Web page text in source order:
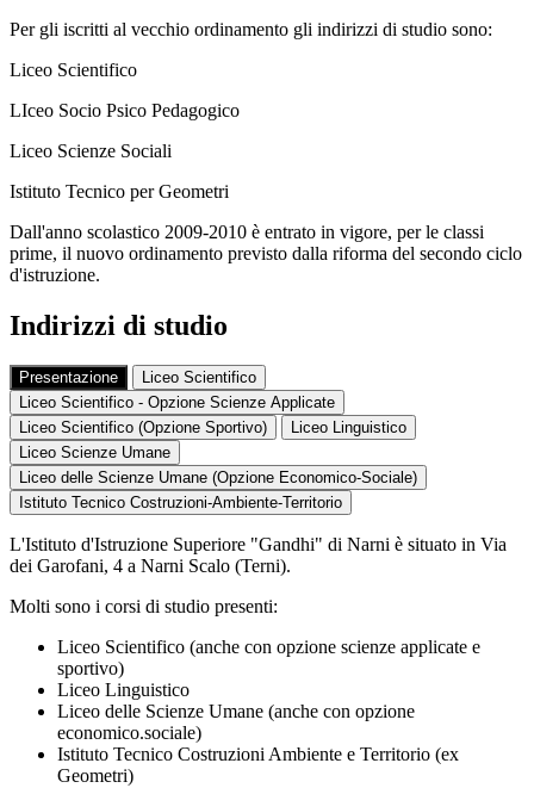
Per gli iscritti al vecchio ordinamento gli indirizzi di studio sono:
Liceo Scientifico
LIceo Socio Psico Pedagogico
Liceo Scienze Sociali
Istituto Tecnico per Geometri
Dall'anno scolastico 2009-2010 è entrato in vigore, per le classi
prime, il nuovo ordinamento previsto dalla riforma del secondo ciclo
d'istruzione.
Indirizzi di studio
Presentazione
Liceo Scientifico
Liceo Scientifico - Opzione Scienze Applicate
Liceo Scientifico (Opzione Sportivo)
Liceo Linguistico
Liceo Scienze Umane
Liceo delle Scienze Umane (Opzione Economico-Sociale)
Istituto Tecnico Costruzioni-Ambiente-Territorio
L'Istituto d'Istruzione Superiore "Gandhi" di Narni è situato in Via
dei Garofani, 4 a Narni Scalo (Terni).
Molti sono i corsi di studio presenti:
Liceo Scientifico (anche con opzione scienze applicate e
sportivo)
Liceo Linguistico
Liceo delle Scienze Umane (anche con opzione
economico.sociale)
Istituto Tecnico Costruzioni Ambiente e Territorio (ex
Geometri)